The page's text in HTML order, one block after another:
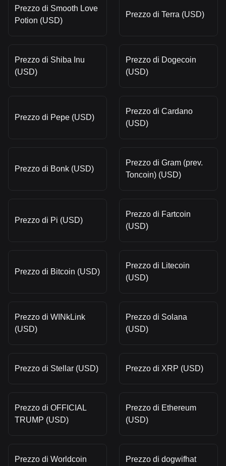
Prezzo di Smooth Love
Potion (USD)
Prezzo di Terra (USD)
Prezzo di Shiba Inu
(USD)
Prezzo di Dogecoin
(USD)
Prezzo di Pepe (USD)
Prezzo di Cardano
(USD)
Prezzo di Bonk (USD)
Prezzo di Gram (prev.
Toncoin) (USD)
Prezzo di Pi (USD)
Prezzo di Fartcoin
(USD)
Prezzo di Bitcoin (USD)
Prezzo di Litecoin
(USD)
Prezzo di WINkLink
(USD)
Prezzo di Solana
(USD)
Prezzo di Stellar (USD) Prezzo di XRP (USD)
Prezzo di OFFICIAL
TRUMP (USD)
Prezzo di Ethereum
(USD)
Prezzo di Worldcoin
Prezzo di dogwifhat